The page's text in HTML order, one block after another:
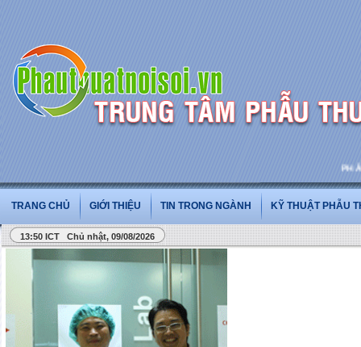
PHẪU
TRANG CHỦ GIỚI THIỆU TIN TRONG NGÀNH KỸ THUẬT PHẪU
13:50 ICT Chủ nhật, 09/08/2026